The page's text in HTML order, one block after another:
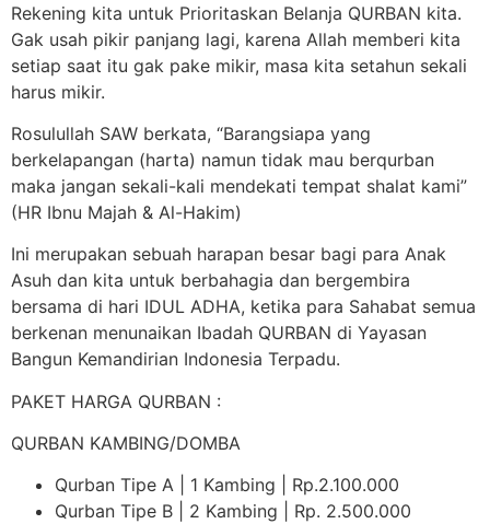
Rekening kita untuk Prioritaskan Belanja QURBAN kita.
Gak usah pikir panjang lagi, karena Allah memberi kita
setiap saat itu gak pake mikir, masa kita setahun sekali
harus mikir.
Rosulullah SAW berkata, “Barangsiapa yang
berkelapangan (harta) namun tidak mau berqurban
maka jangan sekali-kali mendekati tempat shalat kami”
(HR Ibnu Majah & Al-Hakim)
Ini merupakan sebuah harapan besar bagi para Anak
Asuh dan kita untuk berbahagia dan bergembira
bersama di hari IDUL ADHA, ketika para Sahabat semua
berkenan menunaikan Ibadah QURBAN di Yayasan
Bangun Kemandirian Indonesia Terpadu.
PAKET HARGA QURBAN :
QURBAN KAMBING/DOMBA
Qurban Tipe A | 1 Kambing | Rp.2.100.000
Qurban Tipe B | 2 Kambing | Rp. 2.500.000